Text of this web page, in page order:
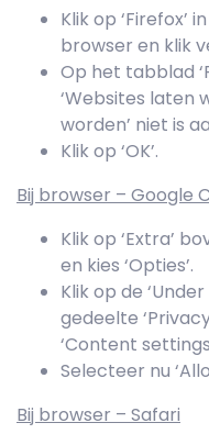
Klik op ‘Firefox’
browser en klik
Op het tabblad
‘Websites laten
worden’ niet is
Klik op ‘OK’.
Bij browser – Google
Klik op ‘Extra’
en kies ‘Opties’.
Klik op de
gedeelte
‘Content
Selecteer nu
Bij browser – Safari